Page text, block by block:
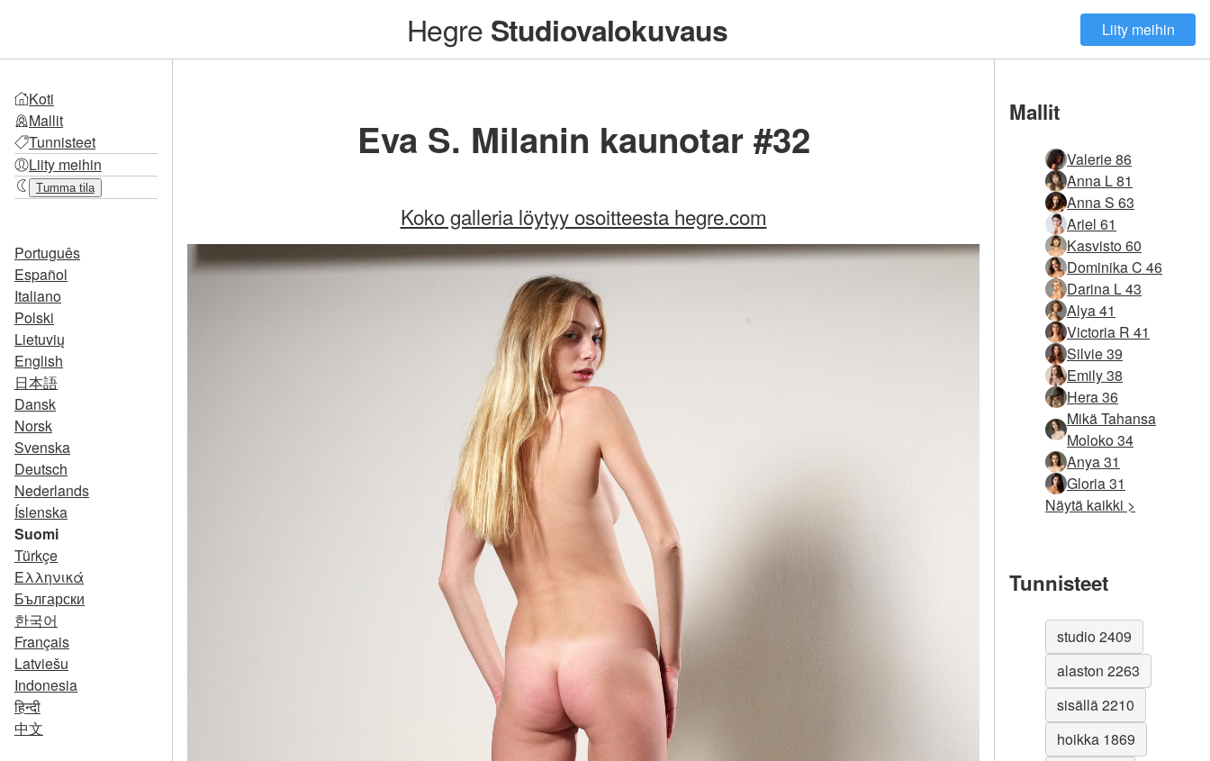
Hegre Studiovalokuvaus Liity meihin
Koti
Mallit
Tunnisteet
Liity meihin
Tumma tila
Português
Español
Italiano
Polski
Lietuvių
English
日本語
Dansk
Norsk
Svenska
Deutsch
Nederlands
Íslenska
Suomi
Türkçe
Ελληνικά
Български
한국어
Français
Latviešu
Indonesia
हिन्दी
中文
Eva S. Milanin kaunotar #32
Koko galleria löytyy osoitteesta hegre.com
Mallit
Valerie 86
Anna L 81
Anna S 63
Ariel 61
Kasvisto 60
Dominika C 46
Darina L 43
Alya 41
Victoria R 41
Silvie 39
Emily 38
Hera 36
Mikä Tahansa
Moloko 34
Anya 31
Gloria 31
Näytä kaikki >
Tunnisteet
studio 2409
alaston 2263
sisällä 2210
hoikka 1869